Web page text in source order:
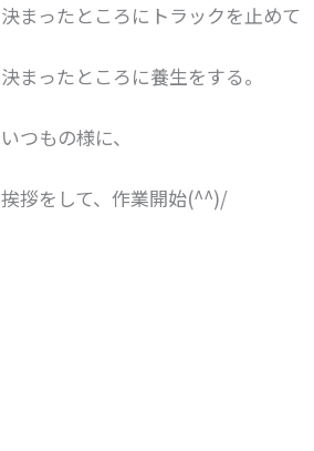
決まったところにトラックを止めて
決まったところに養生をする。
いつもの様に、
挨拶をして、作業開始(^^)/